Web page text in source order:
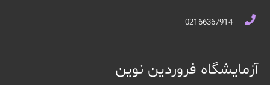
02166367914
آزمایشگاه فروردین نوین